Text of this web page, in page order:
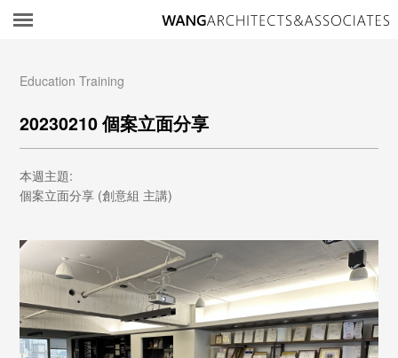
Education Training
20230210 個案立面分享
本週主題:
個案立面分享 (創意組 主講)